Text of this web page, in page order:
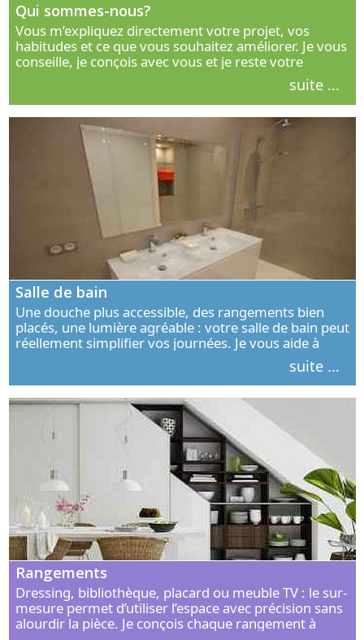
Qui sommes-nous?
Vous m’expliquez directement votre projet, vos
habitudes et ce que vous souhaitez améliorer. Je vous
conseille, je conçois avec vous et je reste votre
interlocuteur principal. Découvrez ma façon de vous
suite ...
Salle de bain
Une douche plus accessible, des rangements bien
placés, une lumière agréable : votre salle de bain peut
réellement simplifier vos journées. Je vous aide à
concevoir un espace élégant, confortable et adapté à
suite ...
Rangements
Dressing, bibliothèque, placard ou meuble TV : le sur-
mesure permet d’utiliser l’espace avec précision sans
alourdir la pièce. Je conçois chaque rangement à